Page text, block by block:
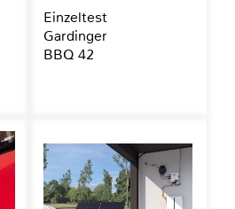
Einzeltest
Gardinger
BBQ 42